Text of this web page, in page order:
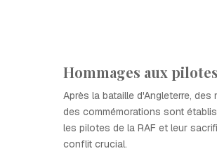
Hommages aux
Après la bataille d'Angleterre, des
des commémorations sont
les pilotes de la RAF et leur
conflit crucial.